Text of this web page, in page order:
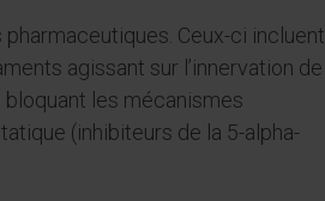
Ceux-ci incluent
agissant sur l’innervation de
les mécanismes
(inhibiteurs de la 5-alpha-